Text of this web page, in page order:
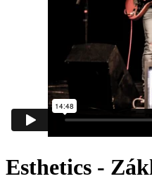
Esthetics -